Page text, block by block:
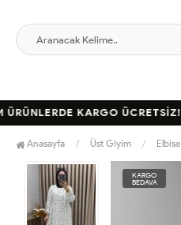
KARGO ÜCRETSİZ!
Anasayfa Üst Giyim Elbise
KARGO
BEDAVA